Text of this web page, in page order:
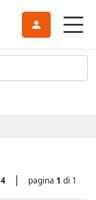
4 | pagina 1 di 1